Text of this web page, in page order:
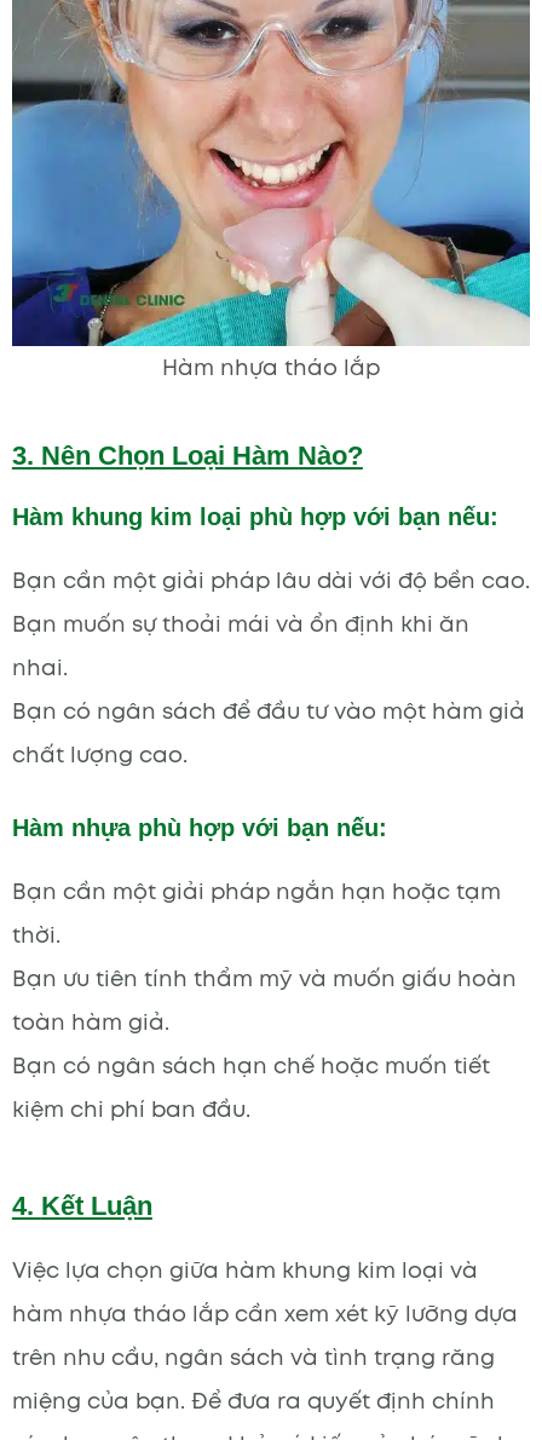
Hàm nhựa tháo lắp
3. Nên Chọn Loại Hàm Nào?
Hàm khung kim loại phù hợp với bạn nếu:
Bạn cần một giải pháp lâu dài với độ bền cao.
Bạn muốn sự thoải mái và ổn định khi ăn
nhai.
Bạn có ngân sách để đầu tư vào một hàm giả
chất lượng cao.
Hàm nhựa phù hợp với bạn nếu:
Bạn cần một giải pháp ngắn hạn hoặc tạm
thời.
Bạn ưu tiên tính thẩm mỹ và muốn giấu hoàn
toàn hàm giả.
Bạn có ngân sách hạn chế hoặc muốn tiết
kiệm chi phí ban đầu.
4. Kết Luận
Việc lựa chọn giữa hàm khung kim loại và
hàm nhựa tháo lắp cần xem xét kỹ lưỡng dựa
trên nhu cầu, ngân sách và tình trạng răng
miệng của bạn. Để đưa ra quyết định chính